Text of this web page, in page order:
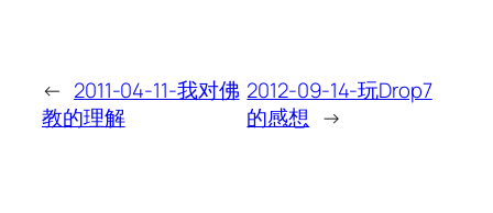
← 2011-04-11-我对佛
教的理解
2012-09-14-玩Drop7
的感想 →